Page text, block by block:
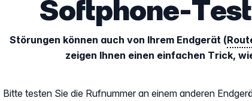
Softphone-
Störungen können auch von Ihrem Endgerät (
zeigen Ihnen einen einfachen Trick,
Bitte testen Sie die Rufnummer an einem anderen